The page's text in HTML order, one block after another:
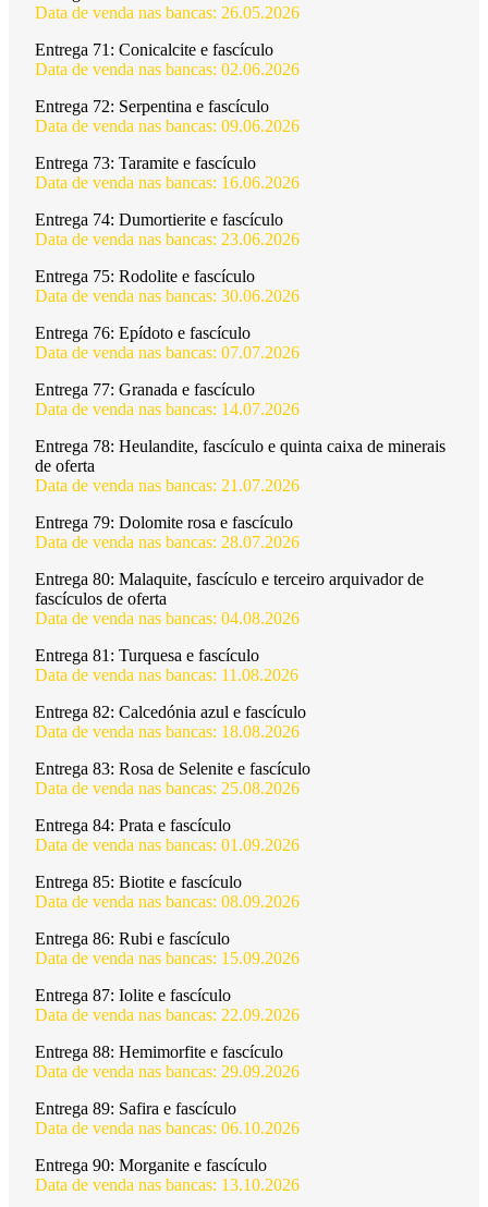
Data de venda nas bancas: 26.05.2026
Entrega 71: Conicalcite e fascículo
Data de venda nas bancas: 02.06.2026
Entrega 72: Serpentina e fascículo
Data de venda nas bancas: 09.06.2026
Entrega 73: Taramite e fascículo
Data de venda nas bancas: 16.06.2026
Entrega 74: Dumortierite e fascículo
Data de venda nas bancas: 23.06.2026
Entrega 75: Rodolite e fascículo
Data de venda nas bancas: 30.06.2026
Entrega 76: Epídoto e fascículo
Data de venda nas bancas: 07.07.2026
Entrega 77: Granada e fascículo
Data de venda nas bancas: 14.07.2026
Entrega 78: Heulandite, fascículo e quinta caixa de minerais
de oferta
Data de venda nas bancas: 21.07.2026
Entrega 79: Dolomite rosa e fascículo
Data de venda nas bancas: 28.07.2026
Entrega 80: Malaquite, fascículo e terceiro arquivador de
fascículos de oferta
Data de venda nas bancas: 04.08.2026
Entrega 81: Turquesa e fascículo
Data de venda nas bancas: 11.08.2026
Entrega 82: Calcedónia azul e fascículo
Data de venda nas bancas: 18.08.2026
Entrega 83: Rosa de Selenite e fascículo
Data de venda nas bancas: 25.08.2026
Entrega 84: Prata e fascículo
Data de venda nas bancas: 01.09.2026
Entrega 85: Biotite e fascículo
Data de venda nas bancas: 08.09.2026
Entrega 86: Rubi e fascículo
Data de venda nas bancas: 15.09.2026
Entrega 87: Iolite e fascículo
Data de venda nas bancas: 22.09.2026
Entrega 88: Hemimorfite e fascículo
Data de venda nas bancas: 29.09.2026
Entrega 89: Safira e fascículo
Data de venda nas bancas: 06.10.2026
Entrega 90: Morganite e fascículo
Data de venda nas bancas: 13.10.2026